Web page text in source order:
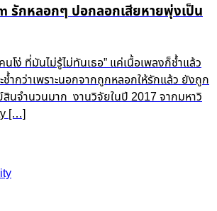
รักหลอกๆ ปอกลอกเสียหายพุ่งเป็น
โง่ ที่มันไม่รู้ไม่ทันเธอ” แค่เนื้อเพลงก็ช้ำแล้ว
ช้ำกว่าเพราะนอกจากถูกหลอกให้รักแล้ว ยังถูก
นจำนวนมาก งานวิจัยในปี 2017 จากมหาวิ
[…]